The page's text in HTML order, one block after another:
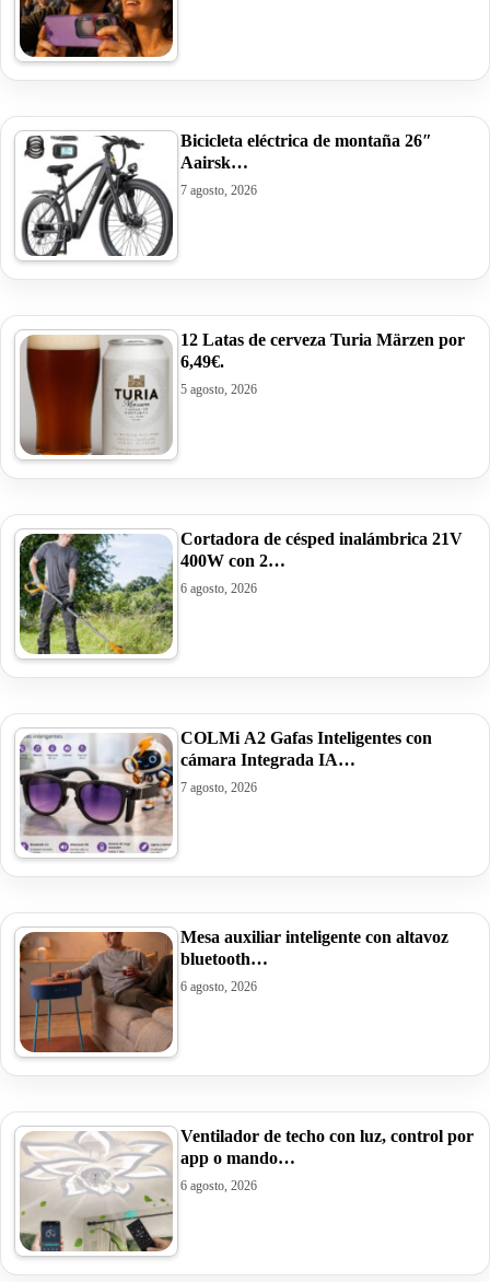
Bicicleta eléctrica de montaña 26″
Aairsk…
7 agosto, 2026
12 Latas de cerveza Turia Märzen por
6,49€.
5 agosto, 2026
Cortadora de césped inalámbrica 21V
400W con 2…
6 agosto, 2026
COLMi A2 Gafas Inteligentes con
cámara Integrada IA…
7 agosto, 2026
Mesa auxiliar inteligente con altavoz
bluetooth…
6 agosto, 2026
Ventilador de techo con luz, control por
app o mando…
6 agosto, 2026